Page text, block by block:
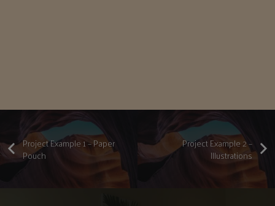
Project Example 1 – Paper
Pouch
Project Example 2 –
Illustrations